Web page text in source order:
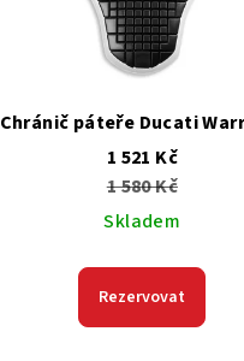
Chránič páteře Ducati
1 521 Kč
1 580 Kč
Skladem
Rezervovat